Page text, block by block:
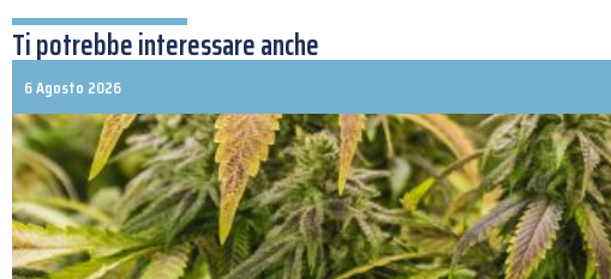
Ti potrebbe interessare anche
6 Agosto 2026